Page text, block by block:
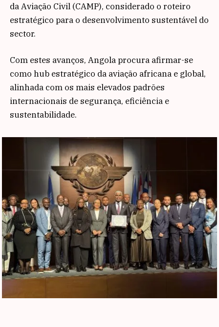
da Aviação Civil (CAMP), considerado o roteiro
estratégico para o desenvolvimento sustentável do
sector.
Com estes avanços, Angola procura afirmar-se
como hub estratégico da aviação africana e global,
alinhada com os mais elevados padrões
internacionais de segurança, eficiência e
sustentabilidade.